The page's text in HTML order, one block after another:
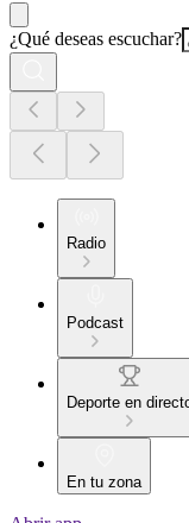
¿Qué deseas escuchar?
Radio
Podcast
Deporte en
En tu zona